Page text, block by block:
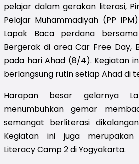
pelajar dalam gerakan literasi,
Pelajar Muhammadiyah (PP
Lapak Baca perdana
Bergerak di area Car Free Day,
pada hari Ahad (8/4). Kegiatan
berlangsung rutin setiap Ahad di
Harapan besar gelarnya
menumbuhkan gemar
semangat berliterasi
Kegiatan ini juga
Literacy Camp 2 di Yogyakarta.